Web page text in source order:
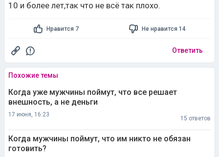
10 и более лет,так что не всё так плохо.
Нравится 7 Не нравится 14
Ответить
Похожие темы
Когда уже мужчины поймут, что все решает
внешность, а не деньги
17 июня, 16:23
15 ответов
Когда мужчины поймут, что им никто не обязан
готовить?